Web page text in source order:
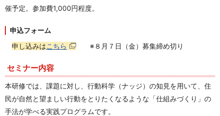
催予定。参加費1,000円程度。
申込フォーム
申し込みはこちら ※８月７日（金）募集締め切り
セミナー内容
本研修では、課題に対し、行動科学（ナッジ）の知見を用いて、住
民が自然と望ましい行動をとりたくなるような「仕組みづくり」の
手法が学べる実践プログラムです。